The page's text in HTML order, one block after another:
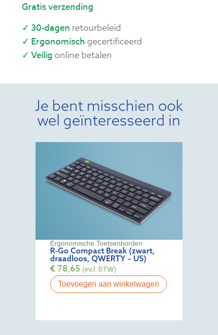
Gratis verzending
✓ 30-dagen retourbeleid
✓ Ergonomisch gecertificeerd
✓ Veilig online betalen
Je bent misschien ook
wel geïnteresseerd in
Ergonomische Toetsenborden
R-Go Compact Break (zwart,
draadloos, QWERTY – US)
€78,65 (incl. BTW)
Toevoegen aan winkelwagen